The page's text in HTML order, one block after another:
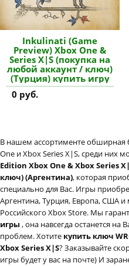
Inkulinati (Game
Preview) Xbox One &
Series X|S (покупка на
любой аккаунт / ключ)
(Турция) купить игру
0 руб.
В нашем ассортименте обширная
One и Xbox Series X|S, среди них
Edition Xbox One & Xbox Series
ключ) (Аргентина), которая
специально для Вас. Игры
Аргентина, Турция, Европа, США
Российского Xbox Store. Мы
игры , она навсегда останется на
проблем. Хотите купить ключ
Xbox Series X|S? Заказывайте
игры будет у вас на почте) И